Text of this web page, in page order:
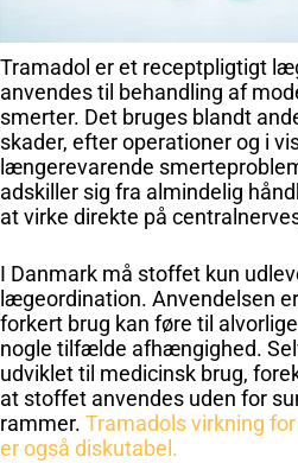
Tramadol er et receptpligtigt
anvendes til behandling af
smerter. Det bruges blandt
skader, efter operationer og i
længerevarende
adskiller sig fra almindelig
at virke direkte på
I Danmark må stoffet kun
lægeordination. Anvendelsen
forkert brug kan føre til
nogle tilfælde afhængighed.
udviklet til medicinsk brug,
at stoffet anvendes uden for
rammer. Tramadols virkning
er også diskutabel.